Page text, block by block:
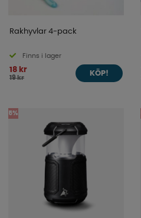
Rakhyvlar 4-pack
Finns i lager
18 kr
19 kr
KÖP!
5%